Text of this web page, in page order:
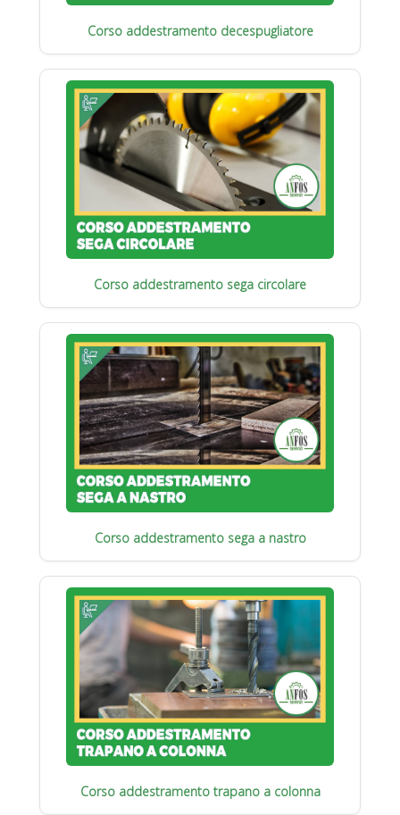
Corso addestramento decespugliatore
Corso addestramento sega circolare
Corso addestramento sega a nastro
Corso addestramento trapano a colonna